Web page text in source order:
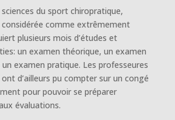
du sport chiropratique,
considérée comme extrêmement
plusieurs mois d’études et
un examen théorique, un examen
examen pratique. Les professeures
d’ailleurs pu compter sur un congé
pour pouvoir se préparer
évaluations.